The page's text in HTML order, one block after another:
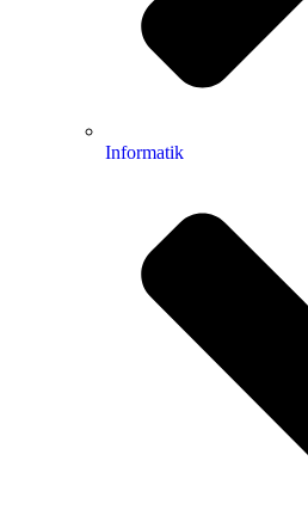
Informatik